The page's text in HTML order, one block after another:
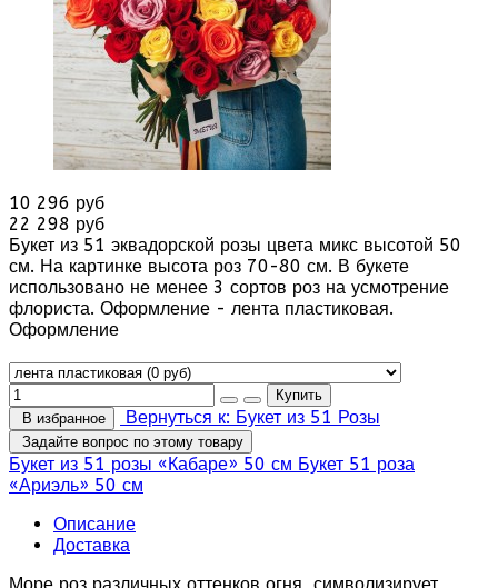
10 296 руб
22 298 руб
Букет из 51 эквадорской розы цвета микс высотой 50
см. На картинке высота роз 70-80 см. В букете
использовано не менее 3 сортов роз на усмотрение
флориста. Оформление - лента пластиковая.
Оформление
В избранное Вернуться к: Букет из 51 Розы
Задайте вопрос по этому товару
Букет из 51 розы «Кабаре» 50 см Букет 51 роза
«Ариэль» 50 см
Описание
Доставка